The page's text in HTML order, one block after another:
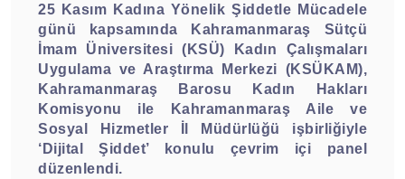
25 Kasım Kadına Yönelik Şiddetle Mücadele
günü kapsamında Kahramanmaraş Sütçü
İmam Üniversitesi (KSÜ) Kadın Çalışmaları
Uygulama ve Araştırma Merkezi (KSÜKAM),
Kahramanmaraş Barosu Kadın Hakları
Komisyonu ile Kahramanmaraş Aile ve
Sosyal Hizmetler İl Müdürlüğü işbirliğiyle
‘Dijital Şiddet’ konulu çevrim içi panel
düzenlendi.